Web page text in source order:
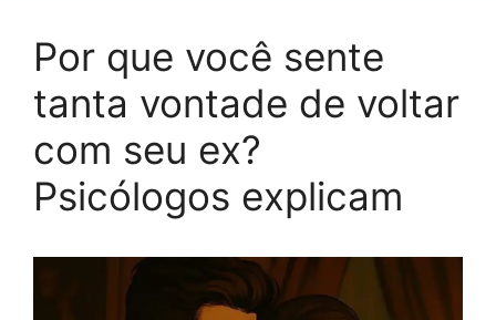
Por que você sente
tanta vontade de voltar
com seu ex?
Psicólogos explicam